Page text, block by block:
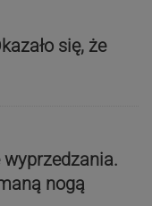
się, że
nogą